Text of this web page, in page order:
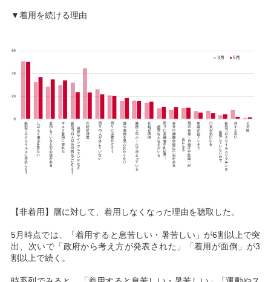
▼着用を続ける理由
【非着用】層に対して、着用しなくなった理由を聴取した。
5月時点では、「着用すると息苦しい・暑苦しい」が6割以上で突
出、次いで「政府から考え方が発表された」「着用が面倒」が3
割以上で続く。